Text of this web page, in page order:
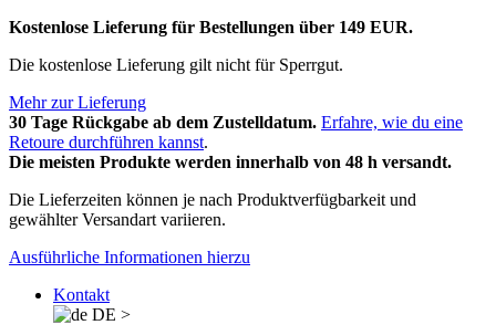
Kostenlose Lieferung für Bestellungen über 149 EUR.
Die kostenlose Lieferung gilt nicht für Sperrgut.
Mehr zur Lieferung
30 Tage Rückgabe ab dem Zustelldatum. Erfahre, wie du eine
Retoure durchführen kannst.
Die meisten Produkte werden innerhalb von 48 h versandt.
Die Lieferzeiten können je nach Produktverfügbarkeit und
gewählter Versandart variieren.
Ausführliche Informationen hierzu
Kontakt
DE >